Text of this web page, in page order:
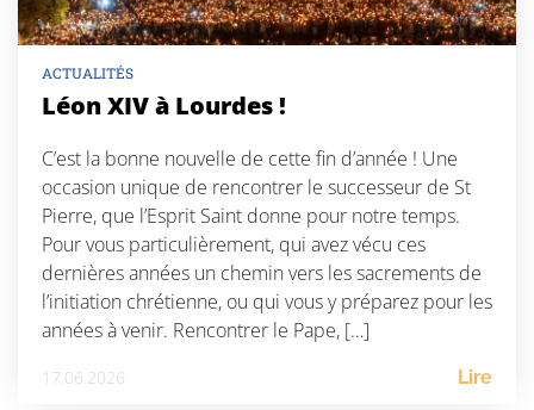
ACTUALITÉS
Léon XIV à Lourdes !
C’est la bonne nouvelle de cette fin d’année ! Une
occasion unique de rencontrer le successeur de St
Pierre, que l’Esprit Saint donne pour notre temps.
Pour vous particulièrement, qui avez vécu ces
dernières années un chemin vers les sacrements de
l’initiation chrétienne, ou qui vous y préparez pour les
années à venir. Rencontrer le Pape, […]
17.06.2026 Lire